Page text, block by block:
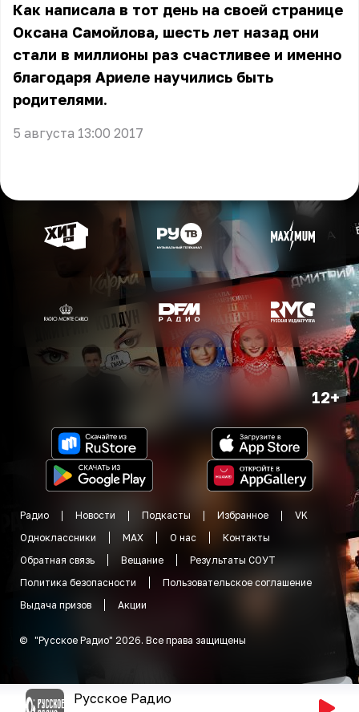
Как написала в тот день на своей странице
Оксана Самойлова, шесть лет назад они
стали в миллионы раз счастливее и именно
благодаря Ариеле научились быть
родителями.
5 августа 13:00 2017
12+
Радио Новости Подкасты Избранное
VK
Одноклассники
MAX О нас
Контакты
Обратная связь
Вещание
Результаты СОУТ
Политика безопасности
Пользовательское соглашение
Выдача призов
Акции
© "Русское Радио" 2026. Все права защищены
Русское Радио